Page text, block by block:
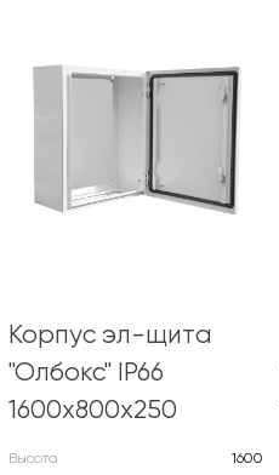
Корпус эл-щита
"Олбокс" IP66
1600х800х250
Высота
1600